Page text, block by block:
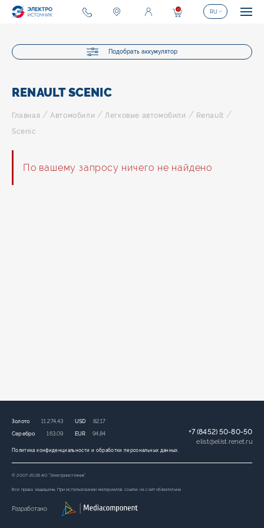
Подобрать аккумулятор
RENAULT SCENIC
Главная /Автомобили /Легковые автомобили / Renault /
Scenic
По вашему запросу ничего не найдено
Политика конфиденциальности и обработки персональных данных.
Золото 11 274,43
Серебро 163,09
USD 82,17
EUR 94,84 +7 (8452) 50-80-50
elist@elist.renet.ru
© 2007-2026 АО “Электроисточник”
Все права защищены. При использовании материалов ссылка на сайт обязательна.
Разработано
0 RU